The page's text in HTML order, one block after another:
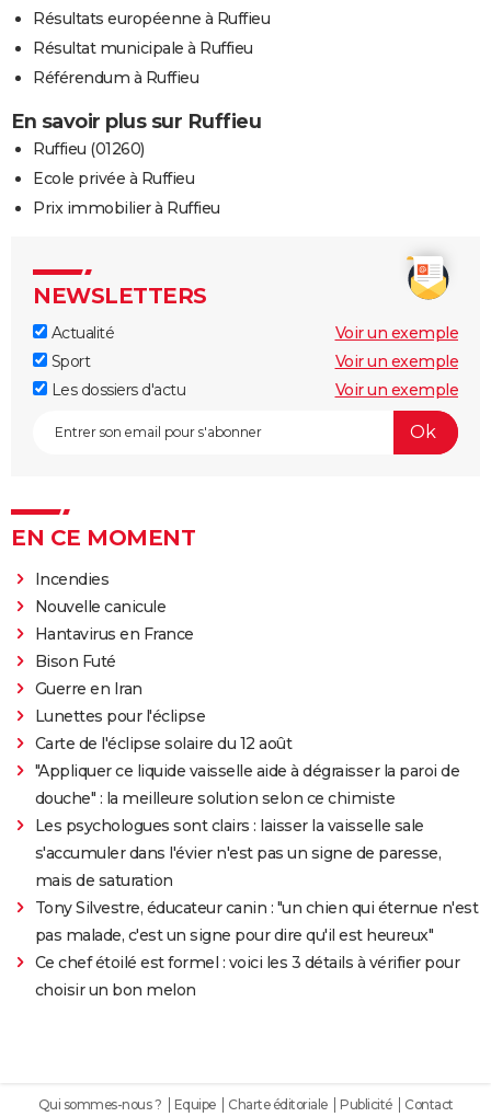
Résultats européenne à Ruffieu
Résultat municipale à Ruffieu
Référendum à Ruffieu
En savoir plus sur Ruffieu
Ruffieu (01260)
Ecole privée à Ruffieu
Prix immobilier à Ruffieu
NEWSLETTERS
Actualité
Voir un exemple
Sport
Voir un exemple
Les dossiers d'actu
Voir un exemple
EN CE MOMENT
Incendies
Nouvelle canicule
Hantavirus en France
Bison Futé
Guerre en Iran
Lunettes pour l'éclipse
Carte de l'éclipse solaire du 12 août
"Appliquer ce liquide vaisselle aide à dégraisser la paroi de
douche" : la meilleure solution selon ce chimiste
Les psychologues sont clairs : laisser la vaisselle sale
s'accumuler dans l'évier n'est pas un signe de paresse,
mais de saturation
Tony Silvestre, éducateur canin : "un chien qui éternue n'est
pas malade, c'est un signe pour dire qu'il est heureux"
Ce chef étoilé est formel : voici les 3 détails à vérifier pour
choisir un bon melon
Qui sommes-nous ? Equipe Charte éditoriale Publicité
Contact